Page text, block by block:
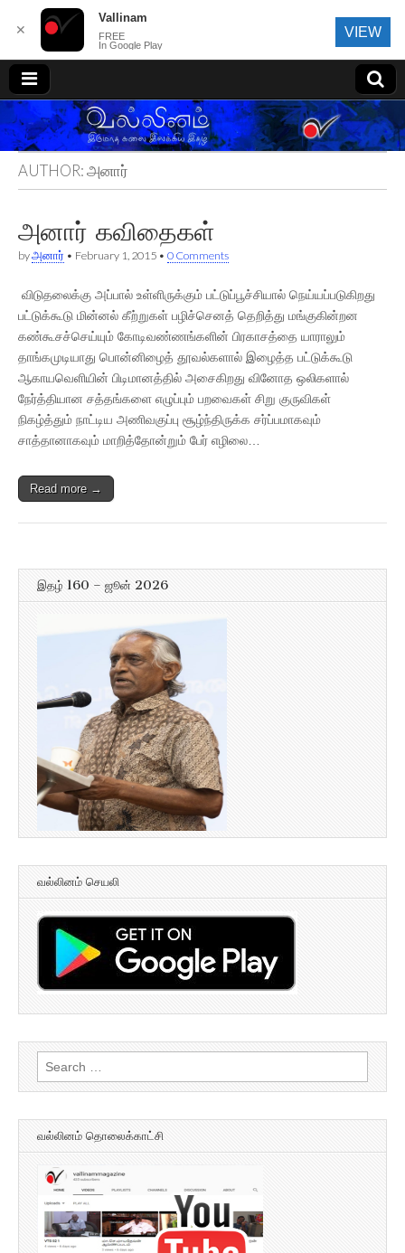
வல்லினம்
AUTHOR:அனார்
அனார் கவிதைகள்
byஅனார் • February 1, 2015 • 0 Comments
விடுதலைக்கு அப்பால் உள்ளிருக்கும் பட்டுப்பூச்சியால் நெய்யப்படுகிறது
பட்டுக்கூடு மின்னல் கீற்றுகள் பழிச்செனத் தெறித்து மங்குகின்றன
கண்கூசச்செய்யும் கோடிவண்ணங்களின் பிரகாசத்தை யாராலும்
தாங்கமுடியாது பொன்னிழைத் தூவல்களால் இழைத்த பட்டுக்கூடு
ஆகாயவெளியின் பிடிமானத்தில் அசைகிறது வினோத ஒலிகளால்
நேர்த்தியான சத்தங்களை எழுப்பும் பறவைகள் சிறு குருவிகள்
நிகழ்த்தும் நாட்டிய அணிவகுப்பு சூழ்ந்திருக்க சர்ப்பமாகவும்
சாத்தானாகவும் மாறித்தோன்றும் பேர் எழிலை…
Read more →
இதழ் 160 – ஜூன் 2026
வல்லினம் செயலி
Search
for:
வல்லினம் தொலைக்காட்சி
✕
Vallinam
FREE
In Google Play
VIEW